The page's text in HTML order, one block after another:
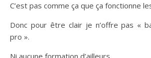
C’est pas comme ça que ça fonctionne
Donc pour être clair je n’offre pas «
pro ».